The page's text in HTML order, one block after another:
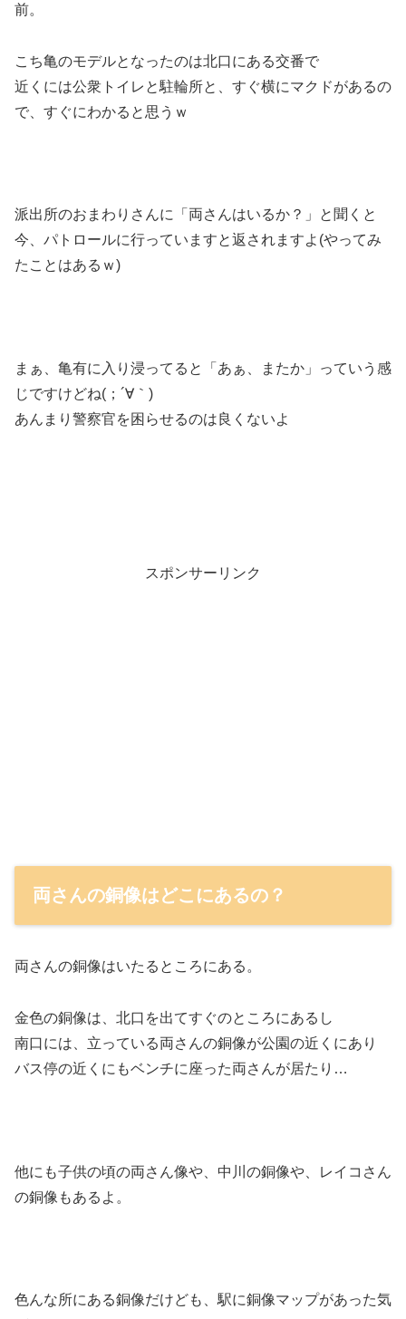
前。
こち亀のモデルとなったのは北口にある交番で
近くには公衆トイレと駐輪所と、すぐ横にマクドがあるの
で、すぐにわかると思うｗ
派出所のおまわりさんに「両さんはいるか？」と聞くと
今、パトロールに行っていますと返されますよ(やってみ
たことはあるｗ)
まぁ、亀有に入り浸ってると「あぁ、またか」っていう感
じですけどね(；´∀｀)
あんまり警察官を困らせるのは良くないよ
スポンサーリンク
両さんの銅像はどこにあるの？
両さんの銅像はいたるところにある。
金色の銅像は、北口を出てすぐのところにあるし
南口には、立っている両さんの銅像が公園の近くにあり
バス停の近くにもベンチに座った両さんが居たり…
他にも子供の頃の両さん像や、中川の銅像や、レイコさん
の銅像もあるよ。
色んな所にある銅像だけども、駅に銅像マップがあった気